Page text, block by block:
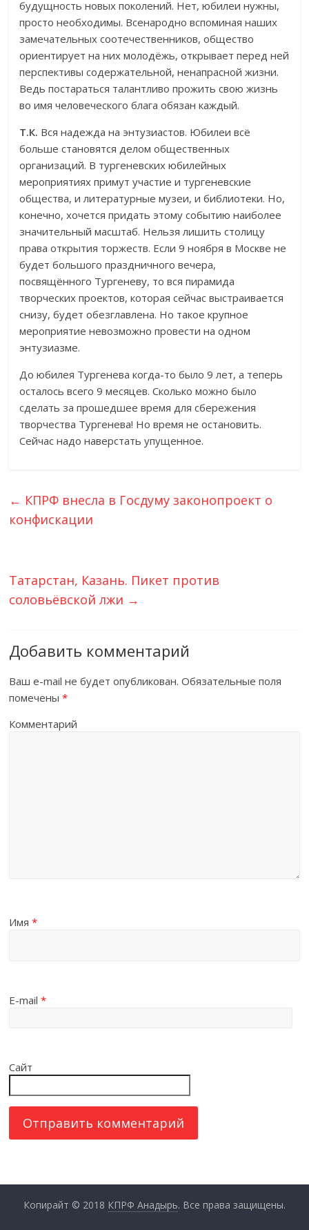
будущность новых поколений. Нет, юбилеи нужны,
просто необходимы. Всенародно вспоминая наших
замечательных соотечественников, общество
ориентирует на них молодёжь, открывает перед ней
перспективы содержательной, ненапрасной жизни.
Ведь постараться талантливо прожить свою жизнь
во имя человеческого блага обязан каждый.
Т.К. Вся надежда на энтузиастов. Юбилеи всё
больше становятся делом общественных
организаций. В тургеневских юбилейных
мероприятиях примут участие и тургеневские
общества, и литературные музеи, и библиотеки. Но,
конечно, хочется придать этому событию наиболее
значительный масштаб. Нельзя лишить столицу
права открытия торжеств. Если 9 ноября в Москве не
будет большого праздничного вечера,
посвящённого Тургеневу, то вся пирамида
творческих проектов, которая сейчас выстраивается
снизу, будет обезглавлена. Но такое крупное
мероприятие невозможно провести на одном
энтузиазме.
До юбилея Тургенева когда-то было 9 лет, а теперь
осталось всего 9 месяцев. Сколько можно было
сделать за прошедшее время для сбережения
творчества Тургенева! Но время не остановить.
Сейчас надо наверстать упущенное.
← КПРФ внесла в Госдуму законопроект о
конфискации
Татарстан, Казань. Пикет против
соловьёвской лжи →
Добавить комментарий
Ваш e-mail не будет опубликован. Обязательные поля
помечены*
Комментарий
Имя*
E-mail*
Сайт
Копирайт © 2018 КПРФ Анадырь. Все права защищены.